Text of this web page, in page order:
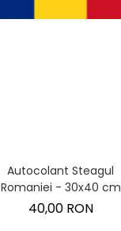
Autocolant Steagul
Romaniei - 30x40 cm
40,00 RON